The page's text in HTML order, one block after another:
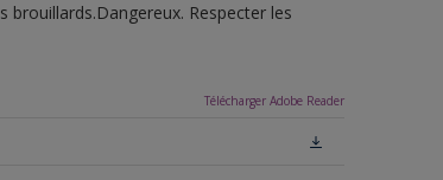
Respecter les
Télécharger Adobe Reader